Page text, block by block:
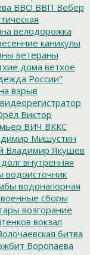
ВВО ВВП Вебер
велодорожка
каникулы
ветераны
дома ветхое
России"
взрыв
видеорегистратор
Виктор
ВИЧ ВККС
Мишустин
Владимир Якушев
внутренняя
водоисточник
водонапорная
военные сборы
возгорание
вокзал
битва
Воропаева